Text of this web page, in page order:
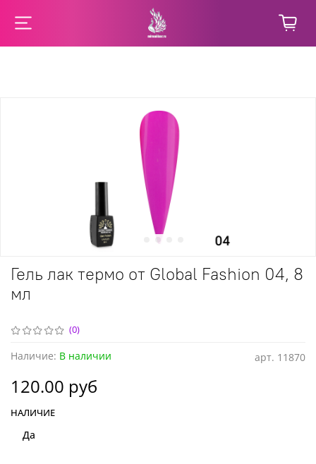
(0)
арт. 11870
Наличие: В наличии
Гель лак термо от Global Fashion 04, 8
мл
120.00 руб
НАЛИЧИЕ
Да